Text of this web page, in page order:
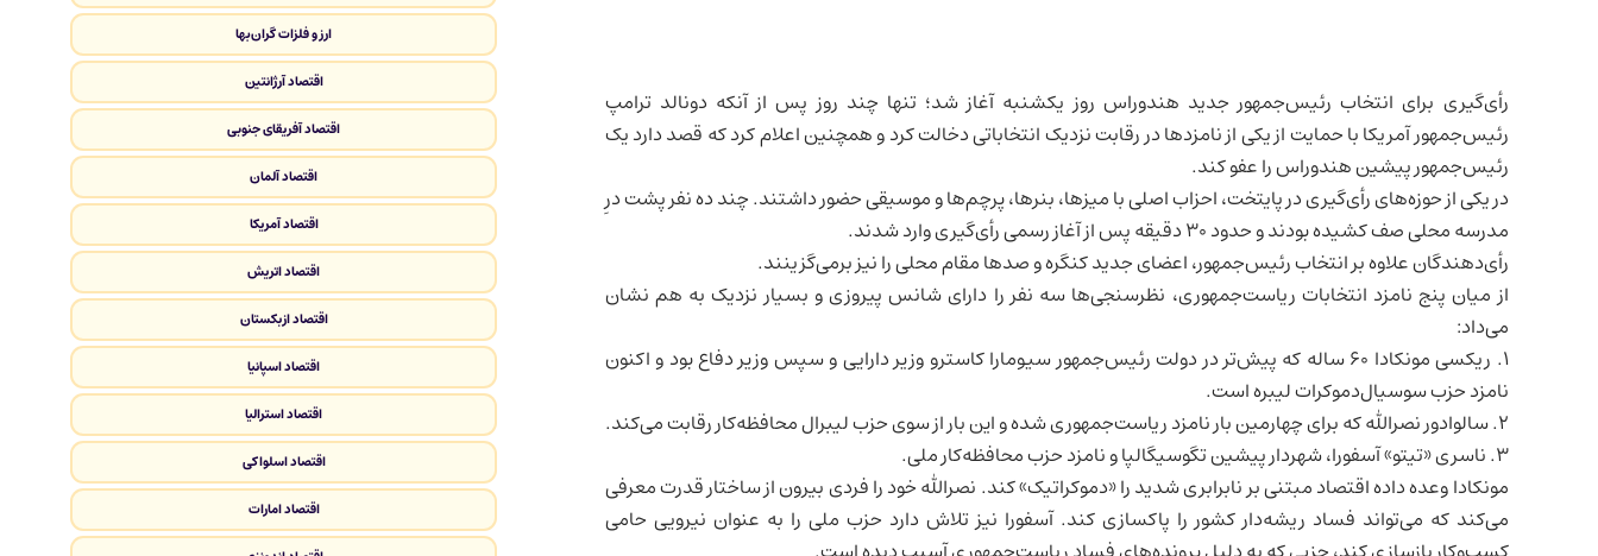
رأی‌گیری برای انتخاب رئیس‌جمهور جدید هندوراس روز یکشنبه آغاز شد؛ تنها چند روز پس از آنکه دونالد ترامپ
رئیس‌جمهور آمریکا با حمایت از یکی از نامزدها در رقابت نزدیک انتخاباتی دخالت کرد و همچنین اعلام کرد که قصد دارد یک
رئیس‌جمهور پیشین هندوراس را عفو کند.
در یکی از حوزه‌های رأی‌گیری در پایتخت، احزاب اصلی با میزها، بنرها، پرچم‌ها و موسیقی حضور داشتند. چند ده نفر پشت درِ
مدرسه محلی صف کشیده بودند و حدود ۳۰ دقیقه پس از آغاز رسمی رأی‌گیری وارد شدند.
رأی‌دهندگان علاوه بر انتخاب رئیس‌جمهور، اعضای جدید کنگره و صدها مقام محلی را نیز برمی‌گزینند.
از میان پنج نامزد انتخابات ریاست‌جمهوری، نظرسنجی‌ها سه نفر را دارای شانس پیروزی و بسیار نزدیک به هم نشان
می‌داد:
۱. ریکسی مونکادا ۶۰ ساله که پیش‌تر در دولت رئیس‌جمهور سیومارا کاسترو وزیر دارایی و سپس وزیر دفاع بود و اکنون
نامزد حزب سوسیال‌دموکرات لیبره است.
۲. سالوادور نصرالله که برای چهارمین بار نامزد ریاست‌جمهوری شده و این بار از سوی حزب لیبرال محافظه‌کار رقابت می‌کند.
۳. ناسری «تیتو» آسفورا، شهردار پیشین تگوسیگالپا و نامزد حزب محافظه‌کار ملی.
مونکادا وعده داده اقتصاد مبتنی بر نابرابری شدید را «دموکراتیک» کند. نصرالله خود را فردی بیرون از ساختار قدرت معرفی
می‌کند که می‌تواند فساد ریشه‌دار کشور را پاکسازی کند. آسفورا نیز تلاش دارد حزب ملی را به عنوان نیرویی حامی
ارز و فلزات گران‌بها
اقتصاد آرژانتین
اقتصاد آفریقای جنوبی
اقتصاد آلمان
اقتصاد آمریکا
اقتصاد اتریش
اقتصاد ازبکستان
اقتصاد اسپانیا
اقتصاد استرالیا
اقتصاد اسلواکی
اقتصاد امارات